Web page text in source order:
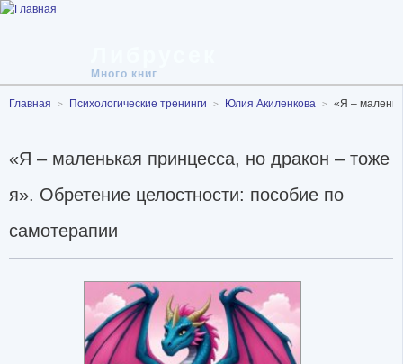
Много книг
Главная Психологические тренинги Юлия Акиленкова «Я –
«Я – маленькая принцесса, но дракон – тоже
я». Обретение целостности: пособие по
самотерапии